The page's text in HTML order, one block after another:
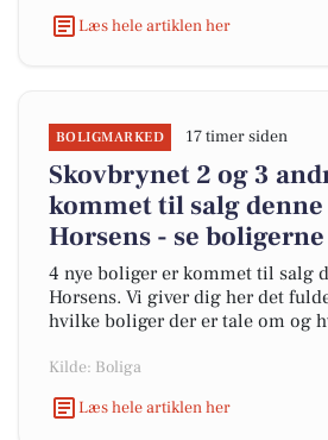
Læs hele artiklen her
BOLIGMARKED 17 timer siden
Skovbrynet 2 og 3
kommet til salg denne
Horsens - se
4 nye boliger er kommet til salg
Horsens. Vi giver dig her det
hvilke boliger der er tale om og
Kilde: Boliga
Læs hele artiklen her